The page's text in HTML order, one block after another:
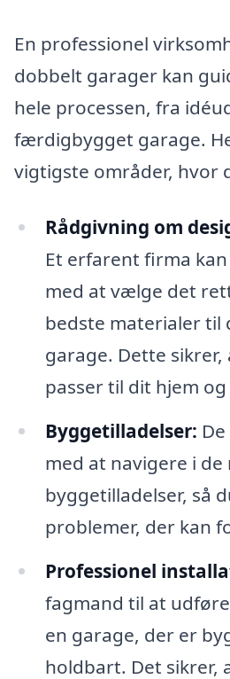
En professionel
dobbelt garager kan
hele processen, fra
færdigbygget garage.
vigtigste områder, hvor
Rådgivning om
Et erfarent firma
med at vælge det
bedste materialer til
garage. Dette
passer til dit hjem
Byggetilladelser:
med at navigere i
byggetilladelser, så
problemer, der kan
Professionel
fagmand til at
en garage, der er
holdbart. Det sikrer,